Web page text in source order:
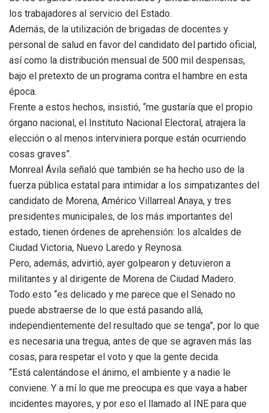
los trabajadores al servicio del Estado.
Además, de la utilización de brigadas de docentes y
personal de salud en favor del candidato del partido oficial,
así como la distribución mensual de 500 mil despensas,
bajo el pretexto de un programa contra el hambre en esta
época.
Frente a estos hechos, insistió, “me gustaría que el propio
órgano nacional, el Instituto Nacional Electoral, atrajera la
elección o al menos interviniera porque están ocurriendo
cosas graves”.
Monreal Ávila señaló que también se ha hecho uso de la
fuerza pública estatal para intimidar a los simpatizantes del
candidato de Morena, Américo Villarreal Anaya, y tres
presidentes municipales, de los más importantes del
estado, tienen órdenes de aprehensión: los alcaldes de
Ciudad Victoria, Nuevo Laredo y Reynosa.
Pero, además, advirtió, ayer golpearon y detuvieron a
militantes y al dirigente de Morena de Ciudad Madero.
Todo esto “es delicado y me parece que el Senado no
puede abstraerse de lo que está pasando allá,
independientemente del resultado que se tenga”, por lo que
es necesaria una tregua, antes de que se agraven más las
cosas, para respetar el voto y que la gente decida.
“Está calentándose el ánimo, el ambiente y a nadie le
conviene. Y a mí lo que me preocupa es que vaya a haber
incidentes mayores, y por eso el llamado al INE para que